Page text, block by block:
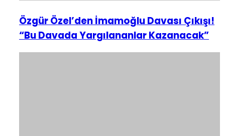
Özgür Özel’den İmamoğlu Davası Çıkışı!
“Bu Davada Yargılananlar Kazanacak”